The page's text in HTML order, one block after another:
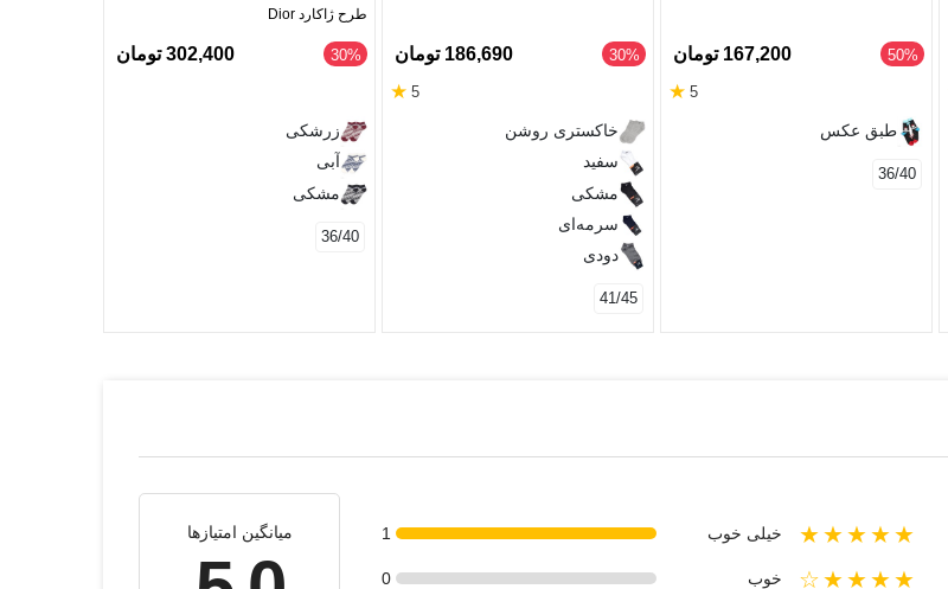
‎50% 167,200 تومان
5
★
طبق عکس
36/40
‎30% 186,690 تومان
5
★
خاکستری روشن
سفید
مشکی
سرمه‌ای
دودی
41/45
طرح ژاکارد Dior
‎30% 302,400 تومان
زرشکی
آبی
مشکی
36/40
میانگین امتیازها ★★★★★ خیلی خوب 1
★★★★☆ خوب 0